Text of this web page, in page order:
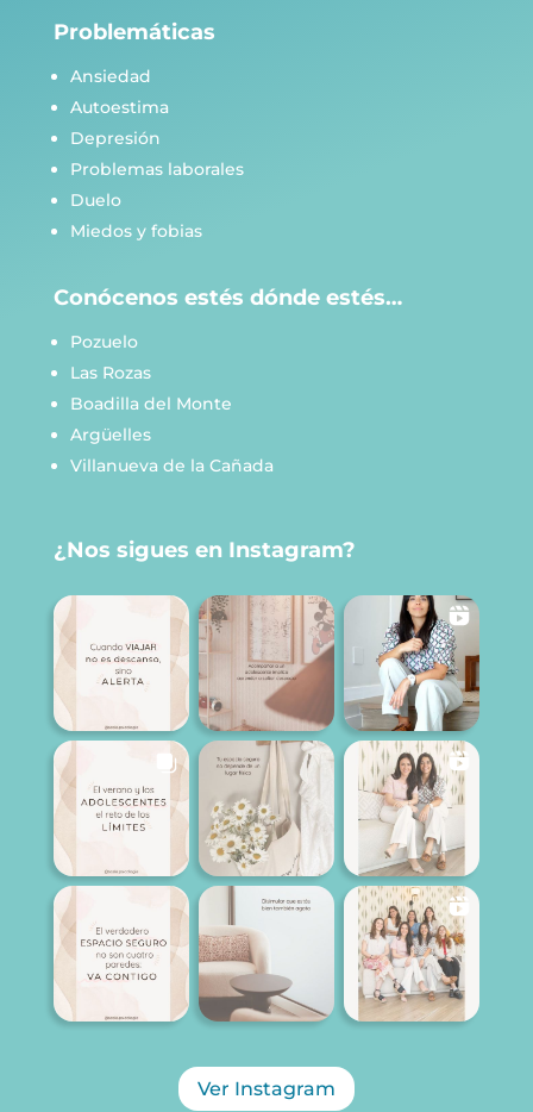
Problemáticas
Ansiedad
Autoestima
Depresión
Problemas laborales
Duelo
Miedos y fobias
Conócenos estés dónde estés…
Pozuelo
Las Rozas
Boadilla del Monte
Argüelles
Villanueva de la Cañada
¿Nos sigues en Instagram?
Ver Instagram